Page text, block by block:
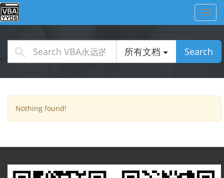
所有文档 Search
Nothing found!